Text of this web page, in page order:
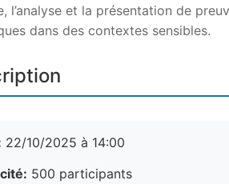
l’analyse et la présentation de
dans des contextes sensibles.
22/10/2025 à 14:00
500 participants